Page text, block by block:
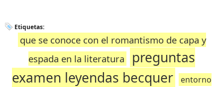
Etiquetas:
que se conoce con el romantismo de capa y
espada en la literatura
preguntas
examen leyendas becquer
entorno